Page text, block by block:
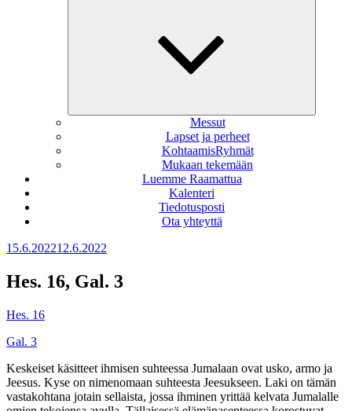
Messut
Lapset ja perheet
KohtaamisRyhmät
Mukaan tekemään
Luemme Raamattua
Kalenteri
Tiedotusposti
Ota yhteyttä
Julkaistu
15.6.202212.6.2022
Hes. 16, Gal. 3
Hes. 16
Gal. 3
Keskeiset käsitteet ihmisen suhteessa Jumalaan ovat usko, armo ja
Jeesus. Kyse on nimenomaan suhteesta Jeesukseen. Laki on tämän
vastakohtana jotain sellaista, jossa ihminen yrittää kelvata Jumalalle